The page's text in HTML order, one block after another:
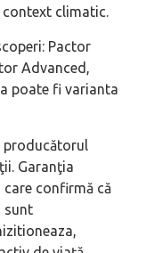
climatic.
Pactor
Advanced,
poate fi varianta
producătorul
Garanţia
confirmă că
sunt